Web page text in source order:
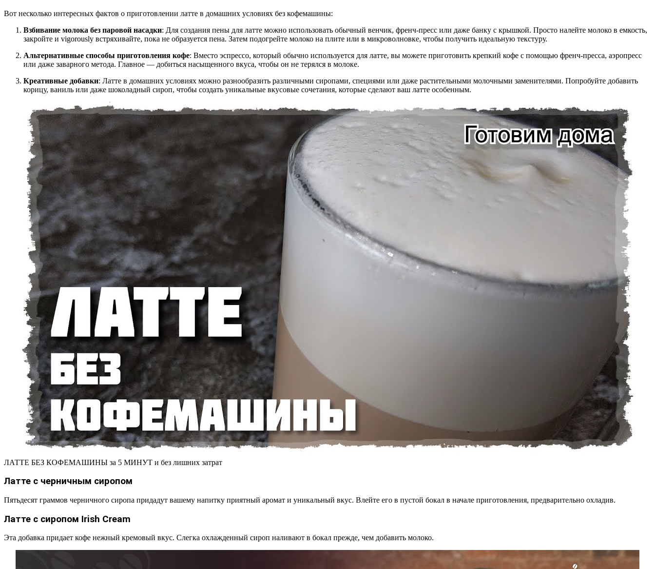
Вот несколько интересных фактов о приготовлении латте в домашних условиях без кофемашины:
Взбивание молока без паровой насадки: Для создания пены для латте можно использовать обычный венчик, френч-пресс или даже банку с крышкой. Просто налейте молоко в емкость,
закройте и vigorously встряхивайте, пока не образуется пена. Затем подогрейте молоко на плите или в микроволновке, чтобы получить идеальную текстуру.
Альтернативные способы приготовления кофе: Вместо эспрессо, который обычно используется для латте, вы можете приготовить крепкий кофе с помощью френч-пресса, аэропресс
или даже заварного метода. Главное — добиться насыщенного вкуса, чтобы он не терялся в молоке.
Креативные добавки: Латте в домашних условиях можно разнообразить различными сиропами, специями или даже растительными молочными заменителями. Попробуйте добавить
корицу, ваниль или даже шоколадный сироп, чтобы создать уникальные вкусовые сочетания, которые сделают ваш латте особенным.
ЛАТТЕ БЕЗ КОФЕМАШИНЫ за 5 МИНУТ и без лишних затрат
Латте с черничным сиропом
Пятьдесят граммов черничного сиропа придадут вашему напитку приятный аромат и уникальный вкус. Влейте его в пустой бокал в начале приготовления, предварительно охладив.
Латте с сиропом Irish Cream
Эта добавка придает кофе нежный кремовый вкус. Слегка охлажденный сироп наливают в бокал прежде, чем добавить молоко.